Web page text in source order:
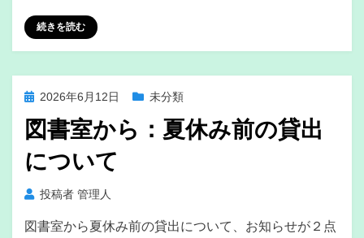
続きを読む
投
日:
2026年6月12日 未分類
図書室から：夏休み前の貸出
について
投稿者 管理人
図書室から夏休み前の貸出について、お知らせが２点